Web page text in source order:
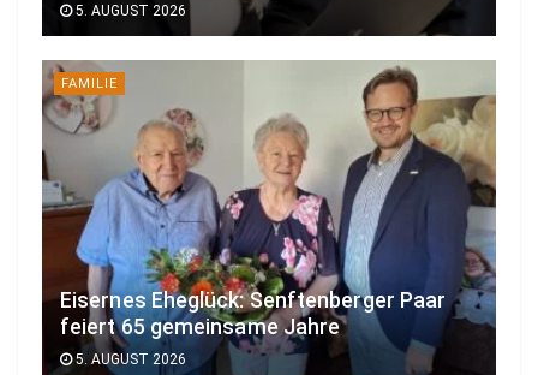
5. AUGUST 2026
FAMILIE
Eisernes Eheglück: Senftenberger Paar
feiert 65 gemeinsame Jahre
5. AUGUST 2026